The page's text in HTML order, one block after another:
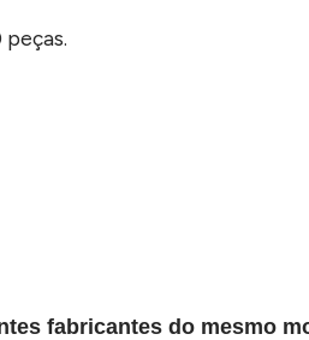
fabricantes do mesmo